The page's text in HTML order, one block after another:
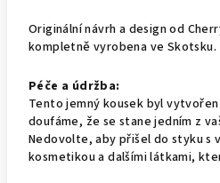
Originální návrh a design od
kompletně vyrobena ve Skotsku.
Péče a údržba:
Tento jemný kousek byl
doufáme, že se stane jedním z
Nedovolte, aby přišel do styku s
kosmetikou a dalšími látkami,